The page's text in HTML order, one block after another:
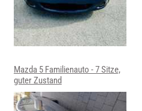
Mazda 5 Familienauto - 7 Sitze,
guter Zustand